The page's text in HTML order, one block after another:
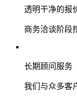
透明干净的报
商务洽谈阶段
长期顾问服务
我们与众多客